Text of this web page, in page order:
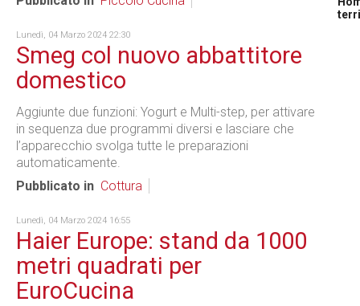
Lunedì, 04 Marzo 2024 22:30
Smeg col nuovo abbattitore
domestico
Aggiunte due funzioni: Yogurt e Multi-step, per attivare
in sequenza due programmi diversi e lasciare che
l’apparecchio svolga tutte le preparazioni
automaticamente.
Pubblicato in Cottura
Lunedì, 04 Marzo 2024 16:55
Haier Europe: stand da 1000
metri quadrati per
EuroCucina